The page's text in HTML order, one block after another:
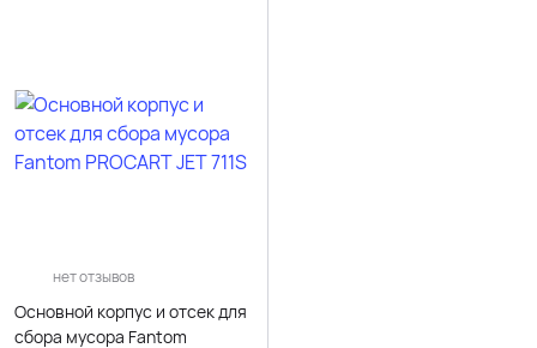
нет отзывов
Основной корпус и отсек для
сбора мусора Fantom